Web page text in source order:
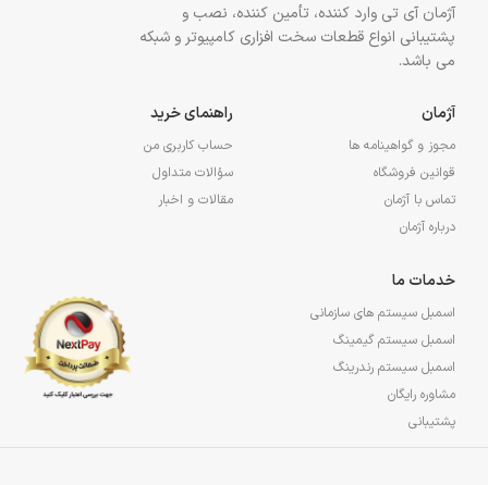
آژمان آی تی وارد کننده، تأمین کننده، نصب و
پشتیبانی انواع قطعات سخت افزاری کامپیوتر و شبکه
می باشد.
آژمان
مجوز و گواهینامه ها
قوانین فروشگاه
تماس با آژمان
درباره آژمان
راهنمای خرید
حساب کاربری من
سؤالات متداول
مقالات و اخبار
خدمات ما
اسمبل سیستم های سازمانی
اسمبل سیستم گیمینگ
اسمبل سیستم رندرینگ
مشاوره رایگان
پشتیبانی